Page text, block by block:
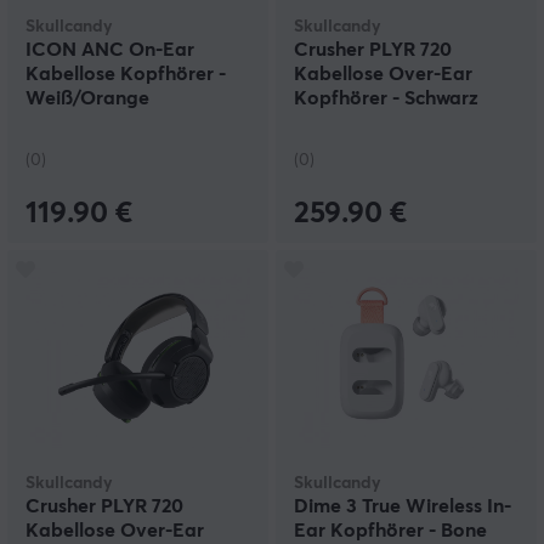
Skullcandy
ICON ANC On-Ear
Kabellose Kopfhörer -
Weiß/Orange
(0)
119.90 €
Skullcandy
Crusher PLYR 720
Kabellose Over-Ear
Kopfhörer - Schwarz
(0)
259.90 €
Skullcandy
Crusher PLYR 720
Kabellose Over-Ear
Skullcandy
Dime 3 True Wireless In-
Ear Kopfhörer - Bone